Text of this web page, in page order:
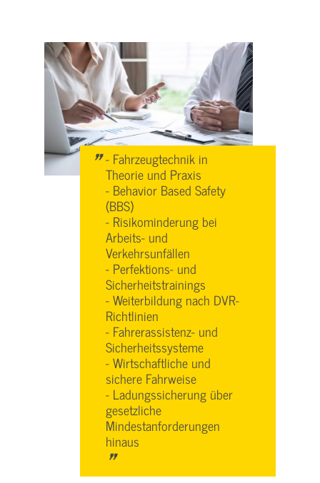
" - Fahrzeugtechnik in
Theorie und Praxis
- Behavior Based Safety
(BBS)
- Risikominderung bei
Arbeits- und
Verkehrsunfällen
- Perfektions- und
Sicherheitstrainings
- Weiterbildung nach DVR-
Richtlinien
- Fahrerassistenz- und
Sicherheitssysteme
- Wirtschaftliche und
sichere Fahrweise
- Ladungssicherung über
gesetzliche
Mindestanforderungen
hinaus
"